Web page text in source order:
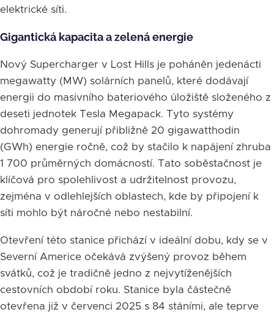
elektrické síti.
Gigantická kapacita a zelená energie
Nový Supercharger v Lost Hills je poháněn jedenácti
megawatty (MW) solárních panelů, které dodávají
energii do masivního bateriového úložiště složeného z
deseti jednotek Tesla Megapack. Tyto systémy
dohromady generují přibližně 20 gigawatthodin
(GWh) energie ročně, což by stačilo k napájení zhruba
1 700 průměrných domácností. Tato soběstačnost je
klíčová pro spolehlivost a udržitelnost provozu,
zejména v odlehlejších oblastech, kde by připojení k
síti mohlo být náročné nebo nestabilní.
Otevření této stanice přichází v ideální dobu, kdy se v
Severní Americe očekává zvýšený provoz během
svátků, což je tradičně jedno z nejvytíženějších
cestovních období roku. Stanice byla částečně
otevřena již v červenci 2025 s 84 stáními, ale teprve